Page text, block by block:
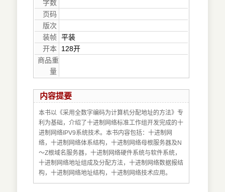
字数
页码
版次
装帧 平装
开本
128开
商品重
量
内容提要
本书以《采用全数字编码为计算机分配地址的方法》专
利为基础，介绍了十进制网络标准工作组开发完成的十
进制网络IPV9系统技术。本书内容包括：十进制网
络，十进制网络体系结构，十进制网络母根服务器及N
～Z根域名服务器，十进制网络硬件系统与软件系统，
十进制网络地址组成及分配方法，十进制网络数据报结
构，十进制网络地址结构，十进制网络技术应用。